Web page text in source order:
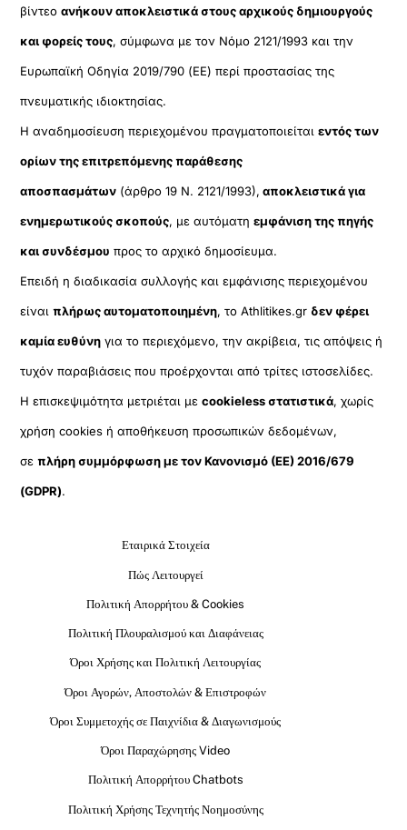
βίντεοανήκουν αποκλειστικά στους αρχικούς δημιουργούς
και φορείς τους, σύμφωνα με τον Νόμο 2121/1993 και την
Ευρωπαϊκή Οδηγία 2019/790 (ΕΕ) περί προστασίας της
πνευματικής ιδιοκτησίας.
Η αναδημοσίευση περιεχομένου πραγματοποιείταιεντός των
ορίων της επιτρεπόμενης παράθεσης
αποσπασμάτων (άρθρο 19 Ν. 2121/1993), αποκλειστικά για
ενημερωτικούς σκοπούς, με αυτόματηεμφάνιση της πηγής
και συνδέσμου προς το αρχικό δημοσίευμα.
Επειδή η διαδικασία συλλογής και εμφάνισης περιεχομένου
είναιπλήρως αυτοματοποιημένη, το Athlitikes.gr δεν φέρει
καμία ευθύνη για το περιεχόμενο, την ακρίβεια, τις απόψεις ή
τυχόν παραβιάσεις που προέρχονται από τρίτες ιστοσελίδες.
Η επισκεψιμότητα μετριέται μεcookieless στατιστικά, χωρίς
χρήση cookies ή αποθήκευση προσωπικών δεδομένων,
σεπλήρη συμμόρφωση με τον Κανονισμό (ΕΕ) 2016/679
(GDPR).
Εταιρικά Στοιχεία
Πώς Λειτουργεί
Πολιτική Απορρήτου & Cookies
Πολιτική Πλουραλισμού και Διαφάνειας
Όροι Χρήσης και Πολιτική Λειτουργίας
Όροι Αγορών, Αποστολών & Επιστροφών
Όροι Συμμετοχής σε Παιχνίδια & Διαγωνισμούς
Όροι Παραχώρησης Video
Πολιτική Απορρήτου Chatbots
Πολιτική Χρήσης Τεχνητής Νοημοσύνης